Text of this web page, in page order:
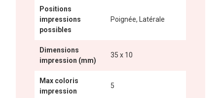
Positions
impressions
possibles
Poignée, Latérale
Dimensions
impression (mm)
35 x 10
Max coloris
impression
5